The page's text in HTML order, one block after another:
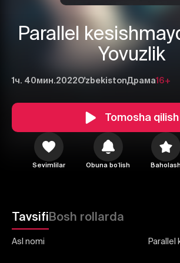
Parallel
Yovuzlik
1ч. 40мин.2022O'zbekistonДрама16+
Tomosha qilish
Sevimlilar Obuna boʻlish Baholash
TavsifiBosh rollarda
Asl nomi
Parallel
1 2
Yuborish
Bekor qilish Tizimga